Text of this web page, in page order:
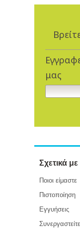
μας
Σχετικά
Ποιοι είμαστε
Πιστοποίηση
Εγγυήσεις